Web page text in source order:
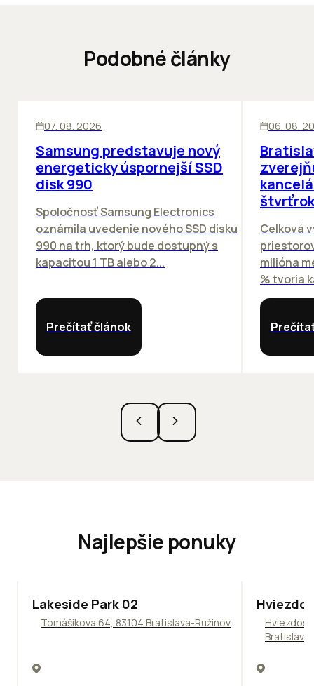
Podobné články
07. 08. 2026
Samsung predstavuje nový
energeticky úspornejší SSD
disk 990
Spoločnosť Samsung Electronics
oznámila uvedenie nového SSD disku
990 na trh, ktorý bude dostupný s
kapacitou 1 TB alebo 2...
Prečítať článok
06. 08.
Celková
milióna
% tvoria
Najlepšie ponuky
ODPORÚČAME
Lakeside Park 02
Tomášikova 64, 83104 Bratislava-Ružinov